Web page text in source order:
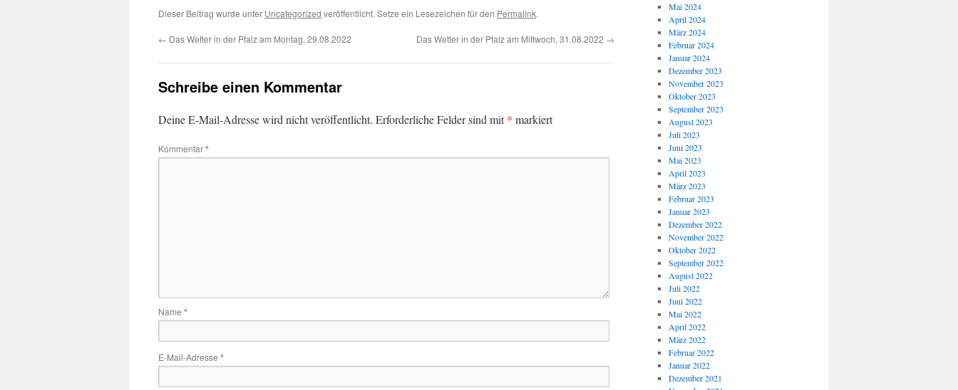
Dieser Beitrag wurde unter Uncategorized veröffentlicht. Setze ein Lesezeichen für den Permalink.
← Das Wetter in der Pfalz am Montag, 29.08.2022 Das Wetter in der Pfalz am Mittwoch, 31.08.2022 →
Schreibe einen Kommentar
Deine E-Mail-Adresse wird nicht veröffentlicht. Erforderliche Felder sind mit* markiert
Kommentar*
Name *
E-Mail-Adresse *
Mai 2024
April 2024
März 2024
Februar 2024
Januar 2024
Dezember 2023
November 2023
Oktober 2023
September 2023
August 2023
Juli 2023
Juni 2023
Mai 2023
April 2023
März 2023
Februar 2023
Januar 2023
Dezember 2022
November 2022
Oktober 2022
September 2022
August 2022
Juli 2022
Juni 2022
Mai 2022
April 2022
März 2022
Februar 2022
Januar 2022
Dezember 2021